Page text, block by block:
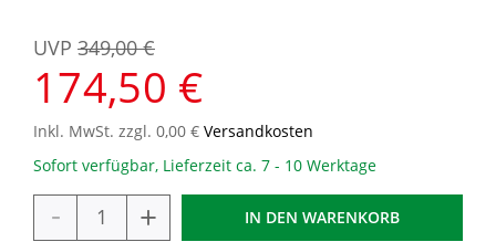
174,50 €
UVP 349,00 €
Inkl. MwSt. zzgl. 0,00 € Versandkosten
Sofort verfügbar, Lieferzeit ca. 7 - 10 Werktage
- + IN DEN WARENKORB